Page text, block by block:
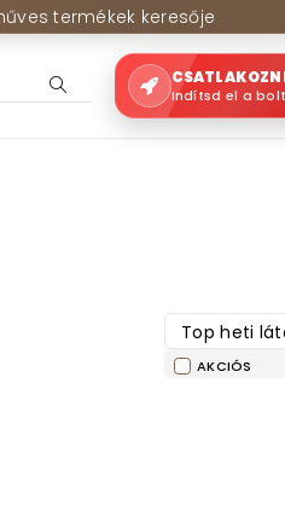
termékek keresője
Indítsd el a
Top heti
AKCIÓS